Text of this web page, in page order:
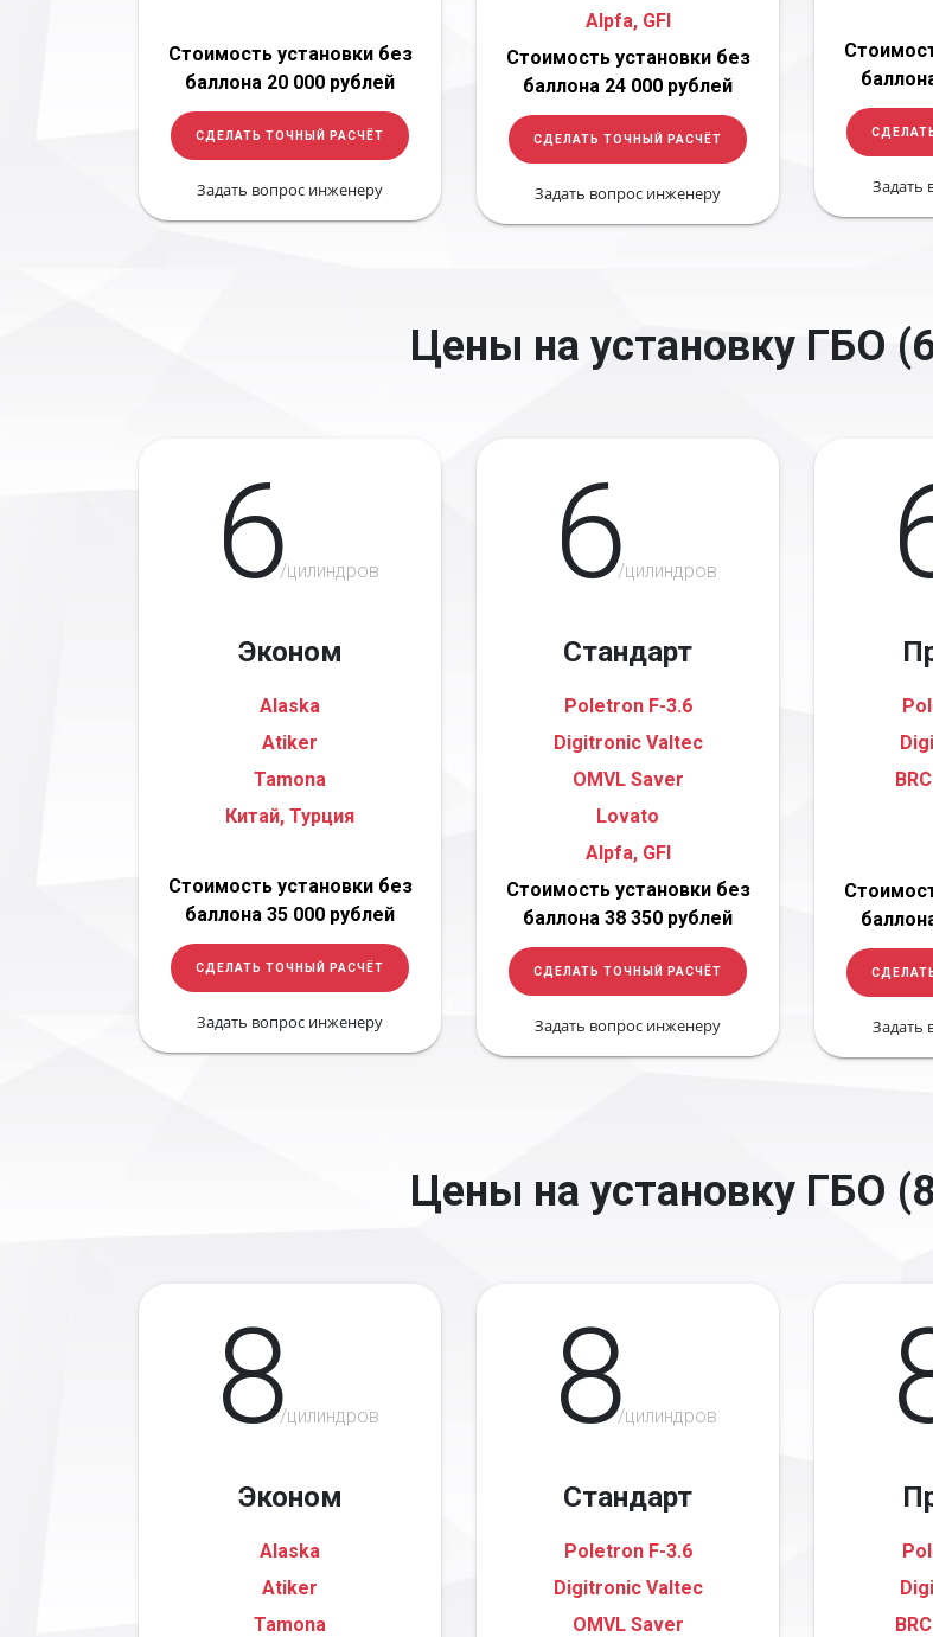
Стоимость установки без
баллона 20 000 рублей
СДЕЛАТЬ ТОЧНЫЙ РАСЧЁТ
Задать вопрос инженеру
Alpfa, GFI
Стоимость установки без
баллона 24 000 рублей
СДЕЛАТЬ ТОЧНЫЙ РАСЧЁТ
Задать вопрос инженеру Задать
Цены на установку ГБО
6/цилиндров
Эконом
Alaska
Atiker
Tamona
Китай, Турция
Стоимость установки без
баллона 35 000 рублей
СДЕЛАТЬ ТОЧНЫЙ РАСЧЁТ
Задать вопрос инженеру
6/цилиндров
Стандарт
Poletron F-3.6
Digitronic Valtec
OMVL Saver
Lovato
Alpfa, GFI
Стоимость установки без
баллона 38 350 рублей
СДЕЛАТЬ ТОЧНЫЙ РАСЧЁТ
Задать вопрос инженеру Задать
Цены на установку ГБО
8/цилиндров
Эконом
Alaska
Atiker
Tamona
8/цилиндров
Стандарт
Poletron F-3.6
Digitronic Valtec
OMVL Saver